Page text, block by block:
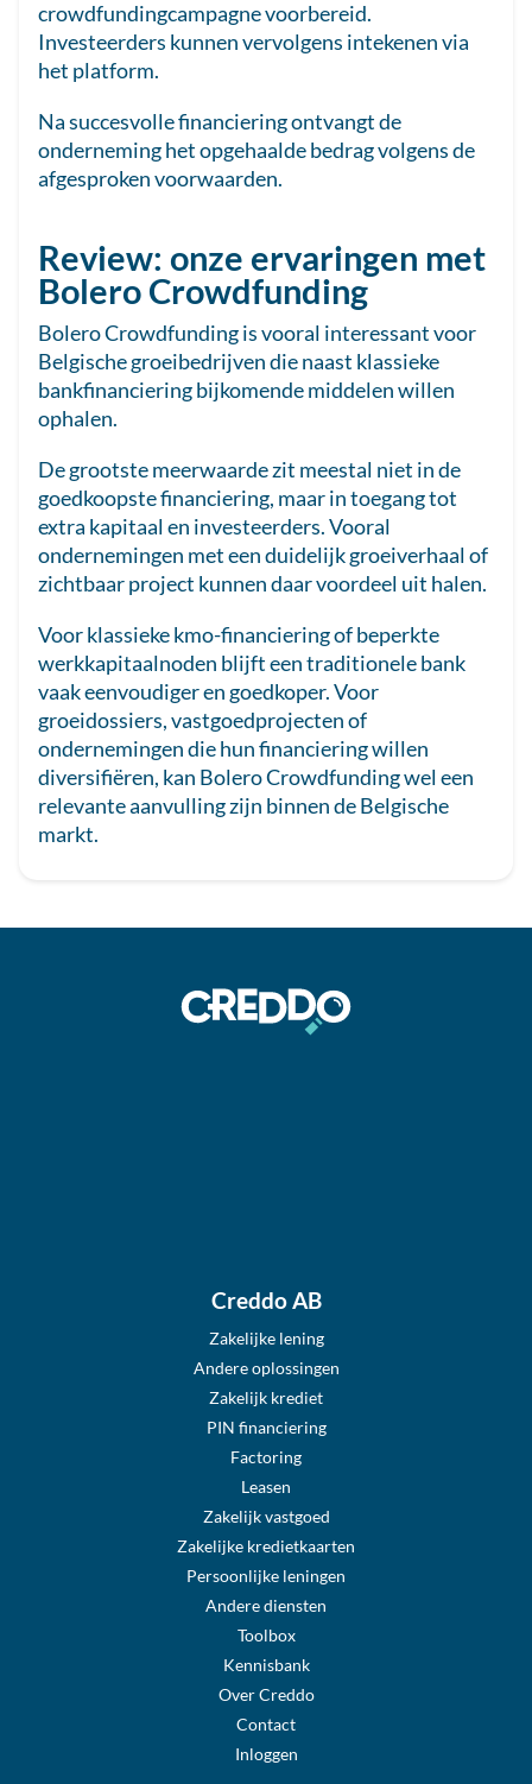
crowdfundingcampagne voorbereid.
Investeerders kunnen vervolgens intekenen via
het platform.
Na succesvolle financiering ontvangt de
onderneming het opgehaalde bedrag volgens de
afgesproken voorwaarden.
Review: onze ervaringen met
Bolero Crowdfunding
Bolero Crowdfunding is vooral interessant voor
Belgische groeibedrijven die naast klassieke
bankfinanciering bijkomende middelen willen
ophalen.
De grootste meerwaarde zit meestal niet in de
goedkoopste financiering, maar in toegang tot
extra kapitaal en investeerders. Vooral
ondernemingen met een duidelijk groeiverhaal of
zichtbaar project kunnen daar voordeel uit halen.
Voor klassieke kmo-financiering of beperkte
werkkapitaalnoden blijft een traditionele bank
vaak eenvoudiger en goedkoper. Voor
groeidossiers, vastgoedprojecten of
ondernemingen die hun financiering willen
diversifiëren, kan Bolero Crowdfunding wel een
relevante aanvulling zijn binnen de Belgische
markt.
Creddo AB
Zakelijke lening
Andere oplossingen
Zakelijk krediet
PIN financiering
Factoring
Leasen
Zakelijk vastgoed
Zakelijke kredietkaarten
Persoonlijke leningen
Andere diensten
Toolbox
Kennisbank
Over Creddo
Contact
Inloggen